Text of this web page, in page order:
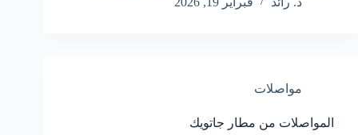
مواصلات
المواصلات من مطار جاتويك